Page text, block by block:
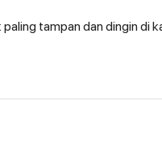
paling tampan dan dingin di